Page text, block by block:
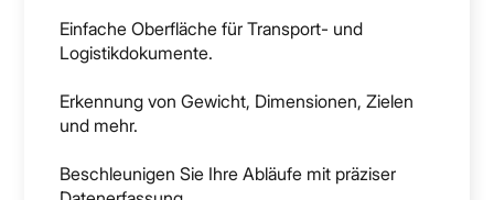
Einfache Oberfläche für Transport- und
Logistikdokumente.
Erkennung von Gewicht, Dimensionen, Zielen
und mehr.
Beschleunigen Sie Ihre Abläufe mit präziser